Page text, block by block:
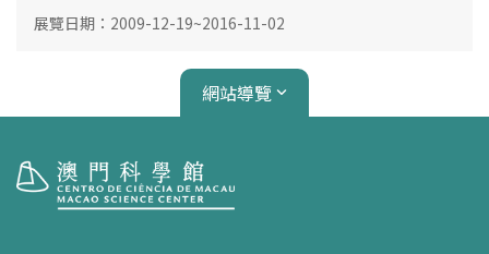
展覽日期 ： 2009-12-19~2016-11-02
網站導覽